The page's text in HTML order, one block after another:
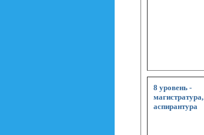
8 уровень -
магистратура,
аспирантура